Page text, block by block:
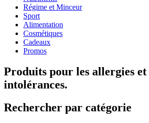
Régime et Minceur
Sport
Alimentation
Cosmétiques
Cadeaux
Promos
Produits pour les allergies et
intolérances.
Rechercher par catégorie